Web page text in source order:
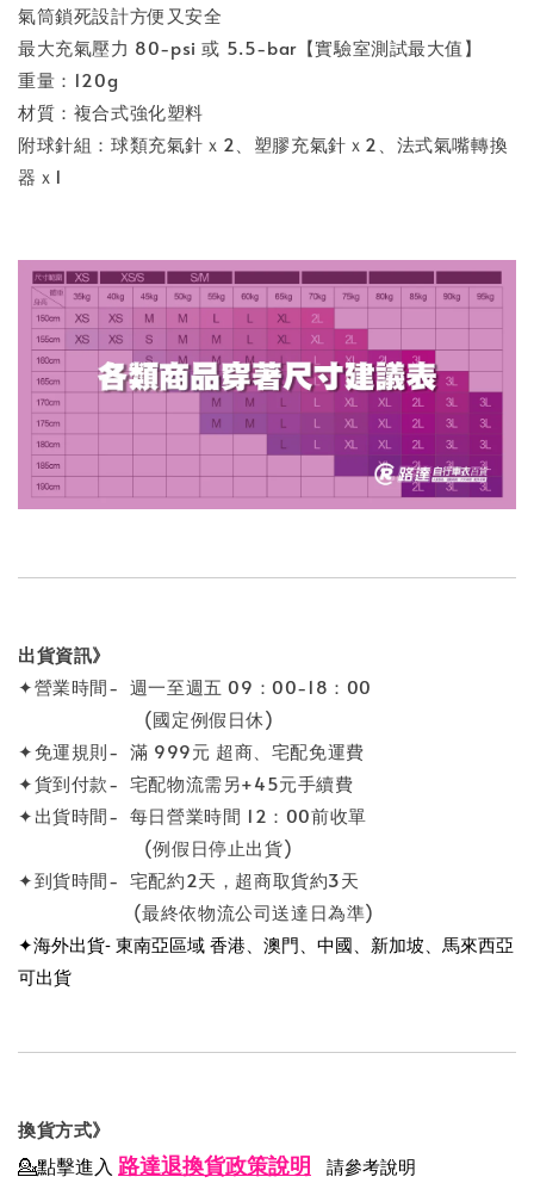
氣筒鎖死設計方便又安全
最大充氣壓力 80-psi 或 5.5-bar【實驗室測試最大值】
重量：120g
材質：複合式強化塑料
附球針組：球類充氣針ｘ2、塑膠充氣針ｘ2、法式氣嘴轉換
器ｘ1
出貨資訊》
✦營業時間- 週一至週五 09：00-18：00
(國定例假日休)
✦免運規則- 滿 999元 超商、宅配免運費
✦貨到付款- 宅配物流需另+45元手續費
✦出貨時間- 每日營業時間 12：00前收單
(例假日停止出貨)
✦到貨時間- 宅配約2天，超商取貨約3天
(最終依物流公司送達日為準)
✦海外出貨- 東南亞區域 香港、澳門、中國、新加坡、馬來西亞
可出貨
換貨方式》
💁點擊進入 路達退換貨政策說明 請參考說明